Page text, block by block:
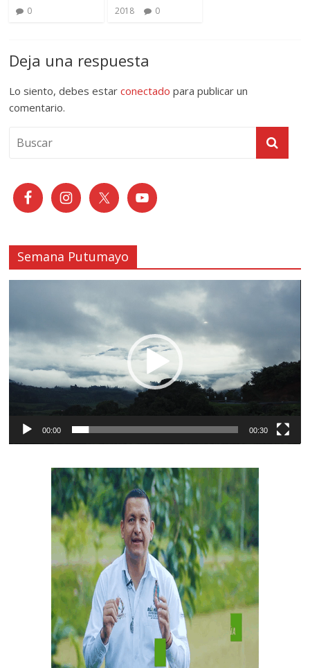
0
2018
0
Deja una respuesta
Lo siento, debes estarconectado para publicar un
comentario.
Semana Putumayo
00:00 00:30